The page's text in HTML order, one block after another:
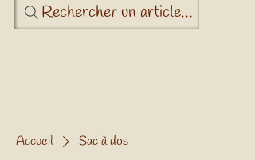
Rechercher un article...
Accueil Sac à dos